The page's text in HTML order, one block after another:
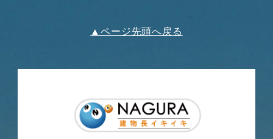
▲ページ先頭へ戻る